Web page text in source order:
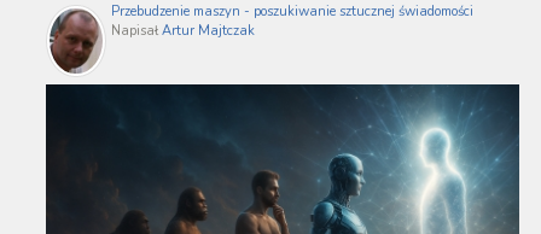
Przebudzenie maszyn - poszukiwanie sztucznej świadomości
Napisał Artur Majtczak